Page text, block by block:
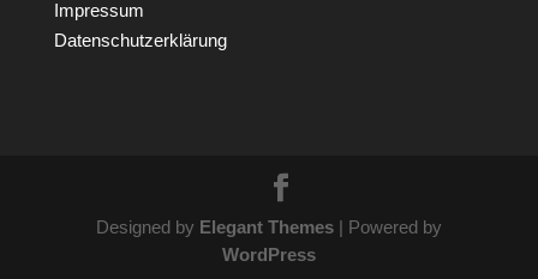
Impressum
Datenschutzerklärung
Designed by Elegant Themes| Powered by
WordPress